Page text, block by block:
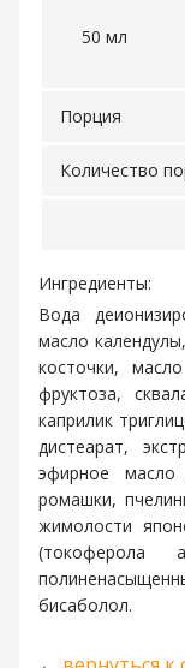
50 мл
Порция
Количество
Ингредиенты:
Вода
масло
косточки,
фруктоза,
каприлик
дистеарат,
эфирное
ромашки,
жимолости
(токоферола
бисаболол.